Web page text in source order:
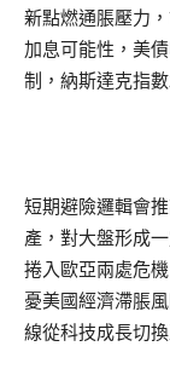
新點燃通脹壓力
加息可能性，美
制，納斯達克指
短期避險邏輯會
產，對大盤形成
捲入歐亞兩處危
憂美國經濟滯脹
線從科技成長切